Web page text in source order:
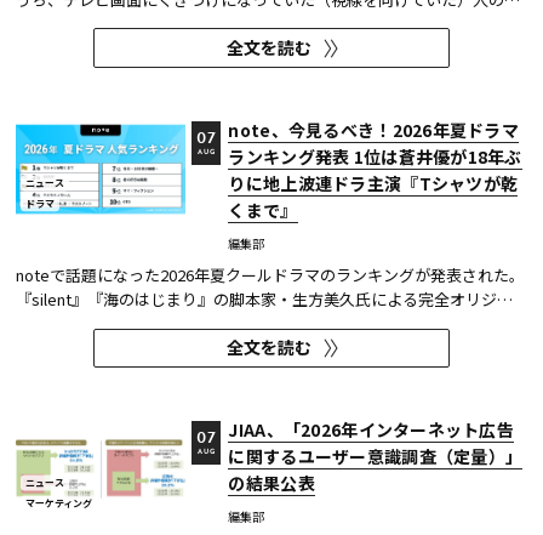
合がわかる「注目度」を用いて、「個人全体」ならびにREVISIOで定義
した「コア視聴層（男女13歳～49歳）」のテレビ番組ランキングを公開
している。
全文を読む
ニュース
ドラマ
note、今見るべき！2026年夏ドラマ
ランキング発表 1位は蒼井優が18年ぶ
りに地上波連ドラ主演『Tシャツが乾
くまで』
編集部
07
AUG
noteで話題になった2026年夏クールドラマのランキングが発表された。
『silent』『海のはじまり』の脚本家・生方美久氏による完全オリジナ
ル作品で、蒼井優が18年ぶりに地上波連続ドラマの主演を務めた『Tシ
ャツが乾くまで』が第1位に輝いた。 また今回、Netflixの『ガス人間』
が3位にランクイン。春クールの『九条の大罪』に続き、2クール...
全文を読む
ニュース
マーケティング
JIAA、「2026年インターネット広告
に関するユーザー意識調査（定量）」
の結果公表
編集部
07
AUG